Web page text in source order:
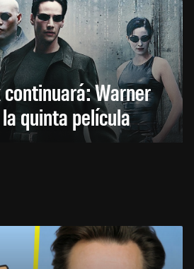
Warner
quinta película